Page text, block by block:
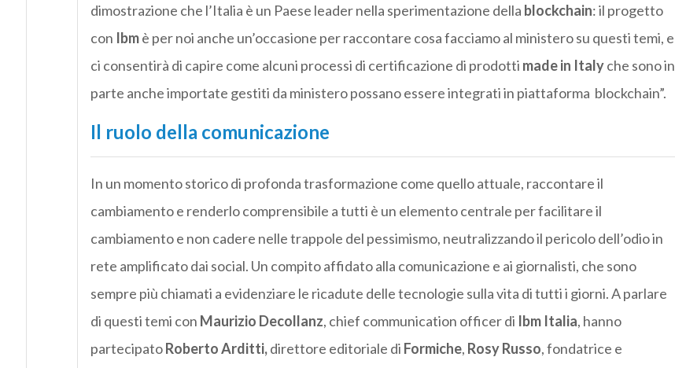
dimostrazione che l’Italia è un Paese leader nella sperimentazione della blockchain: il progetto
con Ibmè per noi anche un’occasione per raccontare cosa facciamo al ministero su questi temi, e
ci consentirà di capire come alcuni processi di certificazione di prodotti made in Italyche sono in
parte anche importate gestiti da ministero possano essere integrati in piattaforma blockchain”.
Il ruolo della comunicazione
In un momento storico di profonda trasformazione come quello attuale, raccontare il
cambiamento e renderlo comprensibile a tutti è un elemento centrale per facilitare il
cambiamento e non cadere nelle trappole del pessimismo, neutralizzando il pericolo dell’odio in
rete amplificato dai social. Un compito affidato alla comunicazione e ai giornalisti, che sono
sempre più chiamati a evidenziare le ricadute delle tecnologie sulla vita di tutti i giorni. A parlare
di questi temi con Maurizio Decollanz, chief communication officer di Ibm Italia, hanno
partecipatoRoberto Arditti,direttore editoriale di Formiche, Rosy Russo, fondatrice e